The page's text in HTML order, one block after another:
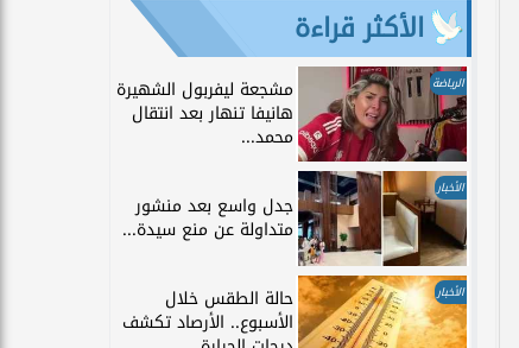
الأكثر قراءة
الرياضة مشجعة ليفربول الشهيرة
هانيفا تنهار بعد انتقال
محمد...
الأخبار
جدل واسع بعد منشور
متداولة عن منع سيدة...
الأخبار حالة الطقس خلال
الأسبوع.. الأرصاد تكشف